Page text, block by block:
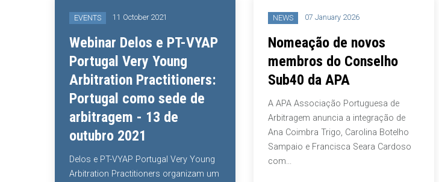
11 October 2021
Webinar Delos e PT-VYAP
Portugal Very Young
Arbitration Practitioners:
Portugal como sede de
arbitragem - 13 de
outubro 2021
Delos e PT-VYAP Portugal Very Young
Arbitration Practitioners organizam um
07 January 2026
Nomeação de novos
membros do Conselho
Sub40 da APA
A APA Associação Portuguesa de
Arbitragem anuncia a integração de
Ana Coimbra Trigo, Carolina Botelho
Sampaio e Francisca Seara Cardoso